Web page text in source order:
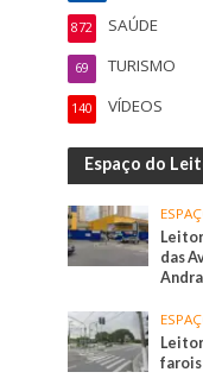
SAÚDE
872
TURISMO
69
VÍDEOS
140
Espaço do
das
farois